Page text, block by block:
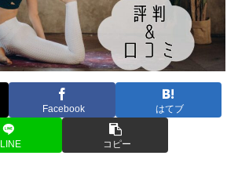
Facebook はてブ
LINE コピー